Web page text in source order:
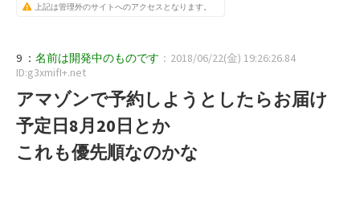
上記は管理外のサイトへのアクセスとなります。
9 ： 名前は開発中のものです ：2018/06/22(金) 19:26:26.84
ID:g3xmifI+.net
アマゾンで予約しようとしたらお届け
予定日8月20日とか
これも優先順なのかな